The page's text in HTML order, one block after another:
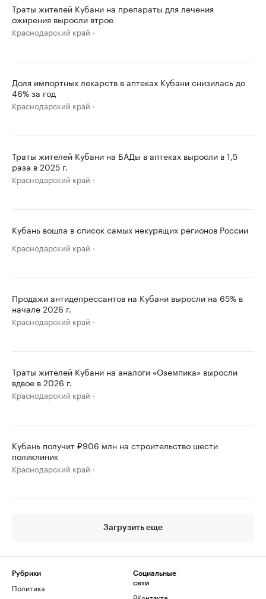
Траты жителей Кубани на препараты для лечения
ожирения выросли втрое
Краснодарский край
Доля импортных лекарств в аптеках Кубани снизилась до
46% за год
Краснодарский край
Траты жителей Кубани на БАДы в аптеках выросли в 1,5
раза в 2025 г.
Краснодарский край
Кубань вошла в список самых некурящих регионов России
Краснодарский край
Продажи антидепрессантов на Кубани выросли на 65% в
начале 2026 г.
Краснодарский край
Траты жителей Кубани на аналоги «Оземпика» выросли
вдвое в 2026 г.
Краснодарский край
Кубань получит ₽906 млн на строительство шести
поликлиник
Краснодарский край
Загрузить еще
Рубрики
Политика
Социальные
сети